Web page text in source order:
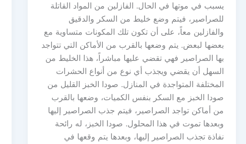
يسبب في موتها في الحال. الفازلين من المواد القاتلة
للصراصير، فيتم وضع خليط من السكر والدقيق
والفازلين معاً، على أن تكون تلك المكونات متساوية مع
بعضها لبعض. يتم وضعها بالقرب من الأماكن التي تتواجد
بها الصراصير فهي تقضي عليها مباشراً، هذا الخليط من
السهل أن يقضي ويجذب أي نوع من أنواع الحشرات
المختلفة المتواجدة في المنازل. صودا الخبز القليل من
صودا الخبز مع السكر بنفس الكميات، وضعها بالقرب
من أماكن تواجد الصراصير، فيتم جذب الصراصير إليها
وبعدها تموت في هذا المحلول. صودا الخبز، له رائحة
نفاذة تجذب الصراصير إليها، وبعدها يتم وقعها في